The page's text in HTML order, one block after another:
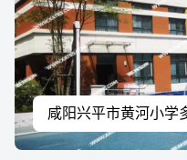
咸阳兴平市黄河小学
光音响系统工程案例